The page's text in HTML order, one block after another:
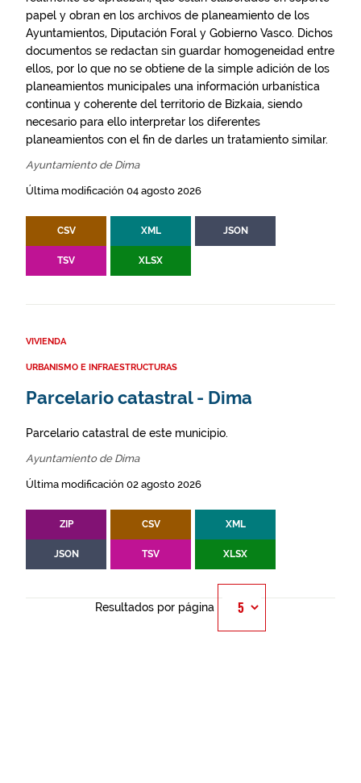
papel y obran en los archivos de planeamiento de los
Ayuntamientos, Diputación Foral y Gobierno Vasco. Dichos
documentos se redactan sin guardar homogeneidad entre
ellos, por lo que no se obtiene de la simple adición de los
planeamientos municipales una información urbanística
continua y coherente del territorio de Bizkaia, siendo
necesario para ello interpretar los diferentes
planeamientos con el fin de darles un tratamiento similar.
Ayuntamiento de Dima
Última modificación 04 agosto 2026
CSV XML JSON
TSV XLSX
VIVIENDA
URBANISMO E INFRAESTRUCTURAS
Parcelario catastral - Dima
Parcelario catastral de este municipio.
Ayuntamiento de Dima
Última modificación 02 agosto 2026
ZIP CSV XML
JSON TSV XLSX
Resultados por página